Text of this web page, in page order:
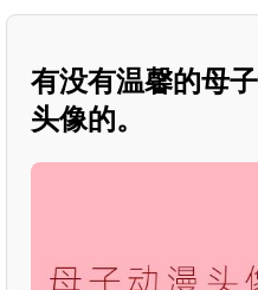
有没有温馨的母
头像的。